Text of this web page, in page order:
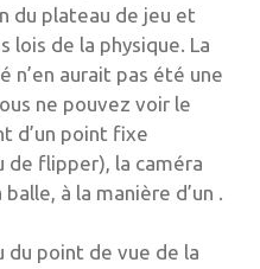
du plateau de jeu et
lois de la physique. La
n’en aurait pas été une
ne pouvez voir le
d’un point fixe
de flipper), la caméra
à la manière d’un
du point de vue de la